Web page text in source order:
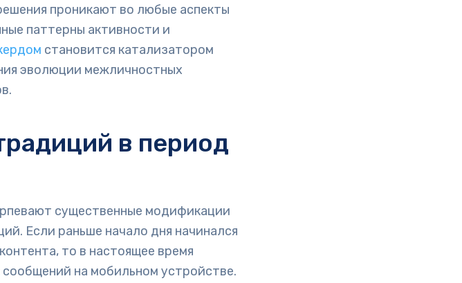
проникают во любые аспекты
паттерны активности и
становится катализатором
эволюции межличностных
в период
существенные модификации
Если раньше начало дня начинался
то в настоящее время
на мобильном устройстве.